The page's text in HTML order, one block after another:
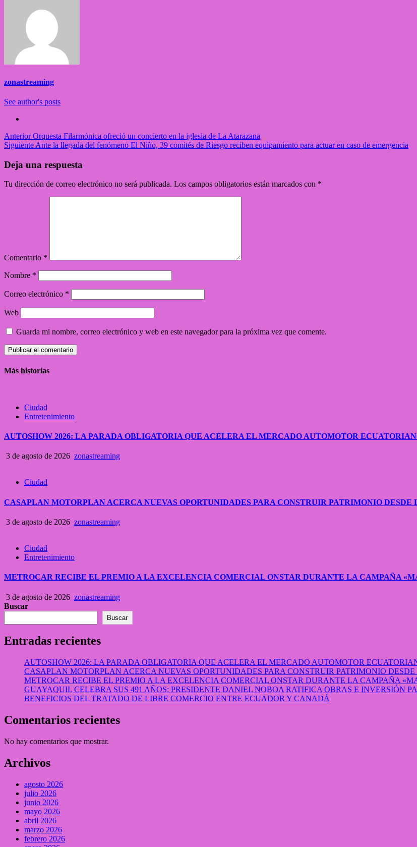
zonastreaming
See author's posts
Post
navigation
AnteriorOrquesta Filarmónica ofreció un concierto en la iglesia de La Atarazana
Siguiente Ante la llegada del fenómeno El Niño, 39 comités de Riesgo reciben equipamiento para actuar en caso de emergencia
Deja una respuesta
Tu dirección de correo electrónico no será publicada. Los campos obligatorios están marcados con *
Comentario *
Nombre *
Correo electrónico *
Web
Guarda mi nombre, correo electrónico y web en este navegador para la próxima vez que comente.
Más historias
Ciudad
Entretenimiento
AUTOSHOW 2026: LA PARADA OBLIGATORIA QUE ACELERA EL MERCADO AUTOMOTOR
3 de agosto de 2026 zonastreaming
Ciudad
CASAPLAN MOTORPLAN ACERCA NUEVAS OPORTUNIDADES PARA CONSTRUIR PATRIMONIO DESDE
3 de agosto de 2026 zonastreaming
Ciudad
Entretenimiento
METROCAR RECIBE EL PREMIO A LA EXCELENCIA COMERCIAL ONSTAR DURANTE LA CAMPAÑA
3 de agosto de 2026 zonastreaming
Buscar
Buscar
Entradas recientes
AUTOSHOW 2026: LA PARADA OBLIGATORIA QUE ACELERA EL MERCADO AUTOMOTOR
CASAPLAN MOTORPLAN ACERCA NUEVAS OPORTUNIDADES PARA CONSTRUIR PATRIMONIO
METROCAR RECIBE EL PREMIO A LA EXCELENCIA COMERCIAL ONSTAR DURANTE LA CAMPAÑA
GUAYAQUIL CELEBRA SUS 491 AÑOS: PRESIDENTE DANIEL NOBOA RATIFICA OBRAS E INVERSIÓN
BENEFICIOS DEL TRATADO DE LIBRE COMERCIO ENTRE ECUADOR Y CANADÁ
Comentarios recientes
No hay comentarios que mostrar.
Archivos
agosto 2026
julio 2026
junio 2026
mayo 2026
abril 2026
marzo 2026
febrero 2026